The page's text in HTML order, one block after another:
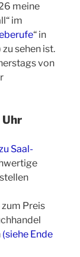
meine
im
“ in
sehen ist.
von
Uhr
Saal-
zum Preis
(siehe Ende